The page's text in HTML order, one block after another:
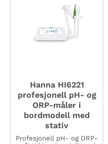
HI7004M
HI7007M
antall
Hanna HI6221
profesjonell pH- og
ORP-måler i
bordmodell med
stativ
Profesjonell pH- og ORP-